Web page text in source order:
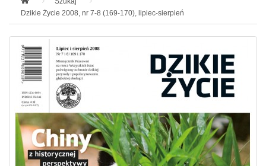
Dzikie Życie 2008, nr 7-8 (169-170), lipiec-sierpień